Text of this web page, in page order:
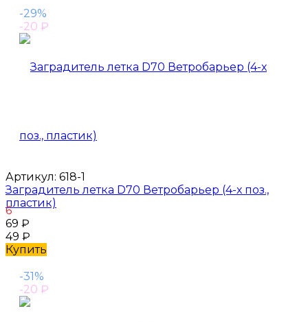
-29%
-20 ₽
Артикул: 618-1
Заградитель летка D70 Ветробарьер (4-х поз.,
пластик)
6
69 ₽
49 ₽
Купить
-31%
-20 ₽